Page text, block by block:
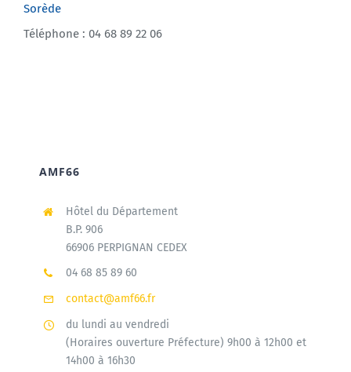
Sorède
Téléphone : 04 68 89 22 06
AMF66
Hôtel du Département
B.P. 906
66906 PERPIGNAN CEDEX
04 68 85 89 60
contact@amf66.fr
du lundi au vendredi
(Horaires ouverture Préfecture) 9h00 à 12h00 et
14h00 à 16h30